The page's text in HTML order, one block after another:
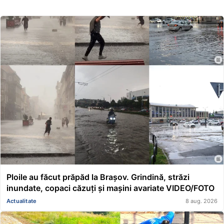
Ploile au făcut prăpăd la Brașov. Grindină, străzi
inundate, copaci căzuți și mașini avariate VIDEO/FOTO
Actualitate 8 aug. 2026